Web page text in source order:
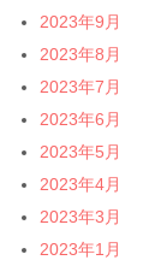
2023年9月
2023年8月
2023年7月
2023年6月
2023年5月
2023年4月
2023年3月
2023年1月